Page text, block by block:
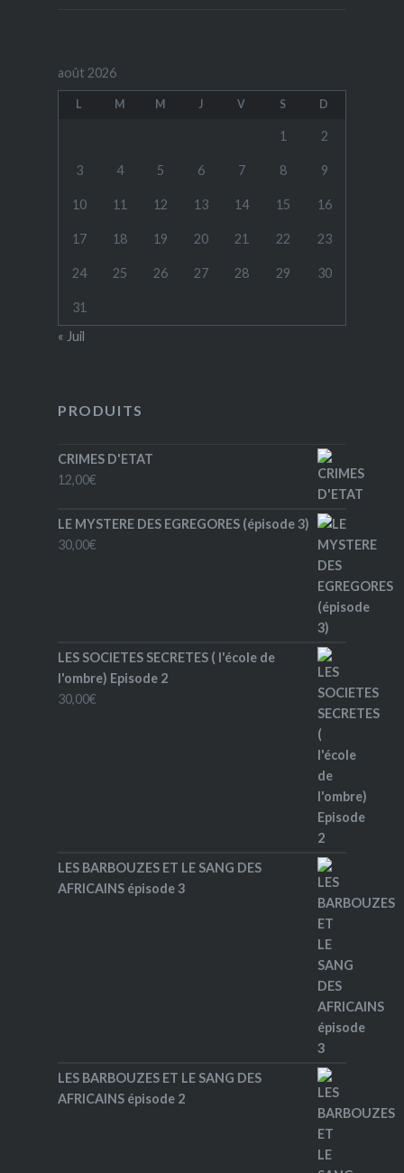
août 2026
L M M J V S D
1 2
3 4 5 6 7 8 9
10 11 12 13 14 15 16
17 18 19 20 21 22 23
24 25 26 27 28 29 30
31
« Juil
PRODUITS
CRIMES D'ETAT
12,00€
LE MYSTERE DES EGREGORES (épisode 3)
30,00€
LES SOCIETES SECRETES ( l'école de
l'ombre) Episode 2
30,00€
LES BARBOUZES ET LE SANG DES
AFRICAINS épisode 3
LES BARBOUZES ET LE SANG DES
AFRICAINS épisode 2